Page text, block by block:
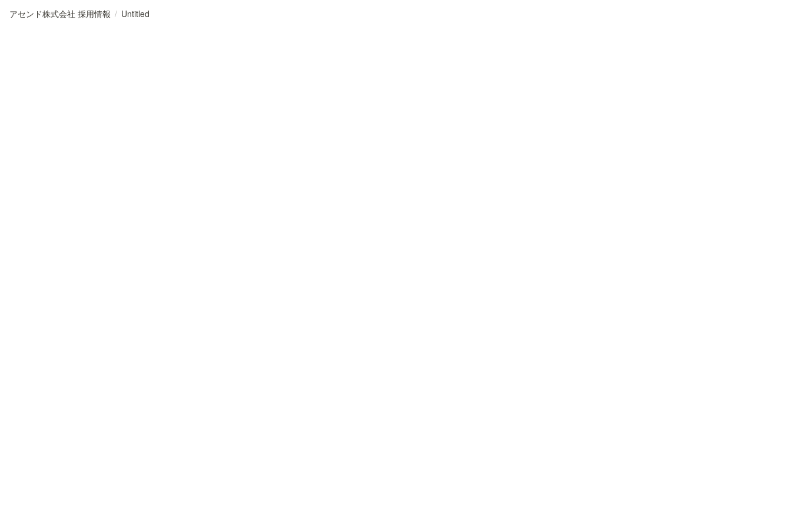
アセンド株式会社 採用情報 / Untitled